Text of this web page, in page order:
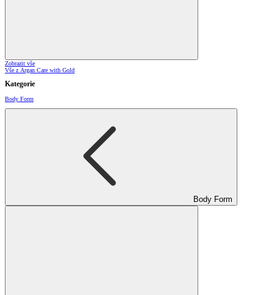
Zobrazit vše
Vše z Argan Care with Gold
Kategorie
Body Form
Body Form